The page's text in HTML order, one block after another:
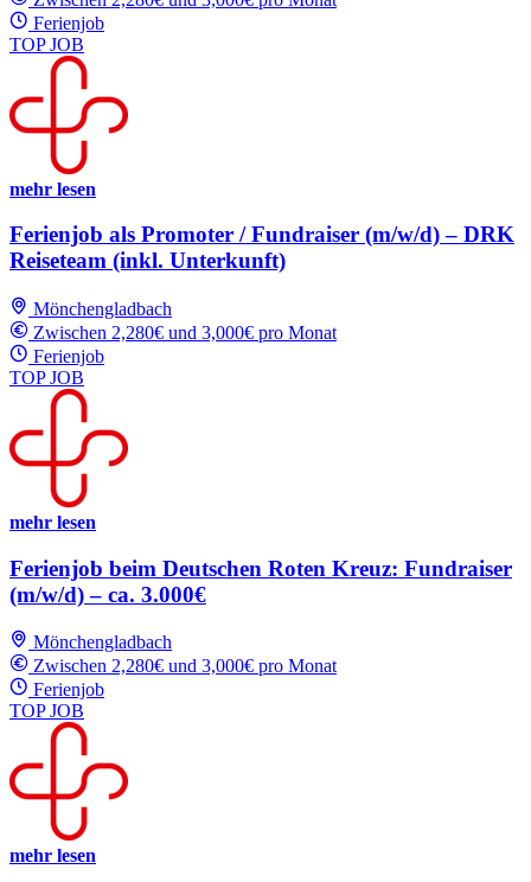
Ferienjob
TOP JOB
mehr lesen
Ferienjob als Promoter / Fundraiser (m/w/d) – DRK
Reiseteam (inkl. Unterkunft)
Mönchengladbach
Zwischen 2,280€ und 3,000€ pro Monat
Ferienjob
TOP JOB
mehr lesen
Ferienjob beim Deutschen Roten Kreuz: Fundraiser
(m/w/d) – ca. 3.000€
Mönchengladbach
Zwischen 2,280€ und 3,000€ pro Monat
Ferienjob
TOP JOB
mehr lesen